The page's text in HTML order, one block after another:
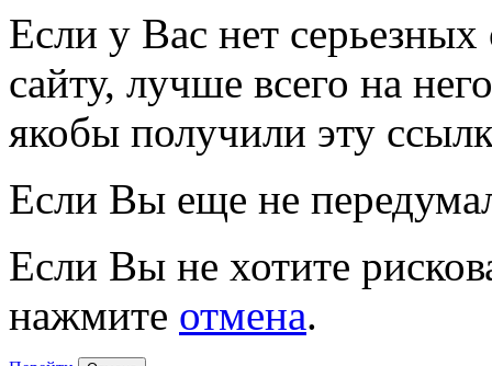
Если у Вас нет
сайту, лучше всего на
якобы получили эту
Если Вы еще не
Если Вы не хотите
нажмите отмена.